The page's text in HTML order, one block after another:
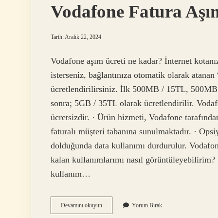
Vodafone Fatura
Tarih: Aralık 22, 2024
Vodafone aşım ücreti ne kadar? İnternet
isterseniz, bağlantınıza otomatik olarak
ücretlendirilirsiniz. İlk 500MB / 15TL, 500MB
sonra; 5GB / 35TL olarak ücretlendirilir.
ücretsizdir. · Ürün hizmeti, Vodafone
faturalı müşteri tabanına sunulmaktadır. ·
dolduğunda data kullanımı durdurulur.
kalan kullanımlarımı nasıl
kullanım…
Devamını okuyunVodafone
Fatura
Yorum Bırak